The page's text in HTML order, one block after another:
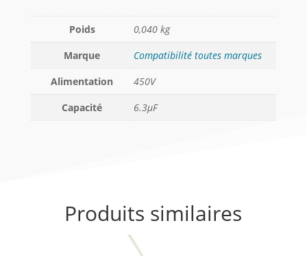
Poids
0,040 kg
Marque
Compatibilité toutes marques
Alimentation
450V
Capacité
6.3µF
Produits similaires